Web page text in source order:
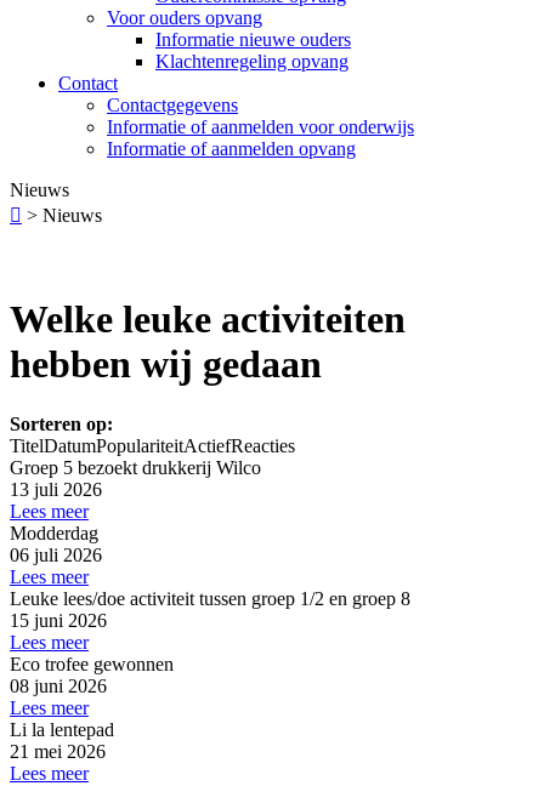
Voor ouders opvang
Informatie nieuwe ouders
Klachtenregeling opvang
Contact
Contactgegevens
Informatie of aanmelden voor onderwijs
Informatie of aanmelden opvang
Nieuws
 > Nieuws
Welke leuke activiteiten
hebben wij gedaan
Sorteren op:
TitelDatumPopulariteitActiefReacties
Groep 5 bezoekt drukkerij Wilco
13 juli 2026
Lees meer
Modderdag
06 juli 2026
Lees meer
Leuke lees/doe activiteit tussen groep 1/2 en groep 8
15 juni 2026
Lees meer
Eco trofee gewonnen
08 juni 2026
Lees meer
Li la lentepad
21 mei 2026
Lees meer